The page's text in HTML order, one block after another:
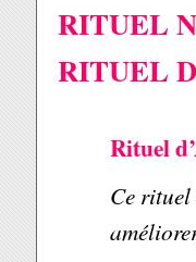
RITUEL
RITUEL
Rituel
Ce rituel